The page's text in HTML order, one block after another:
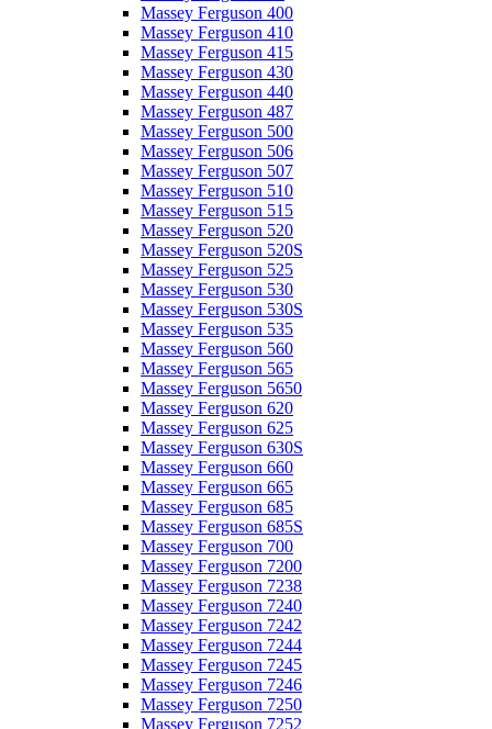
Massey Ferguson 400
Massey Ferguson 410
Massey Ferguson 415
Massey Ferguson 430
Massey Ferguson 440
Massey Ferguson 487
Massey Ferguson 500
Massey Ferguson 506
Massey Ferguson 507
Massey Ferguson 510
Massey Ferguson 515
Massey Ferguson 520
Massey Ferguson 520S
Massey Ferguson 525
Massey Ferguson 530
Massey Ferguson 530S
Massey Ferguson 535
Massey Ferguson 560
Massey Ferguson 565
Massey Ferguson 5650
Massey Ferguson 620
Massey Ferguson 625
Massey Ferguson 630S
Massey Ferguson 660
Massey Ferguson 665
Massey Ferguson 685
Massey Ferguson 685S
Massey Ferguson 700
Massey Ferguson 7200
Massey Ferguson 7238
Massey Ferguson 7240
Massey Ferguson 7242
Massey Ferguson 7244
Massey Ferguson 7245
Massey Ferguson 7246
Massey Ferguson 7250
Massey Ferguson 7252